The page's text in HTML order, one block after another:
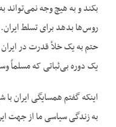
بکند و به هیچ وجه نمی‌تواند
روس‌ها بدهد برای تسلط ایران.
حتم به یک خلأ قدرت در
یک دوره بی‌ثباتی که مسلماً
اینکه گفتم همسایگی ایران
به زندگی سیاسی ما از جهت